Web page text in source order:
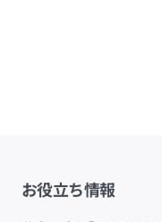
お役立ち情報